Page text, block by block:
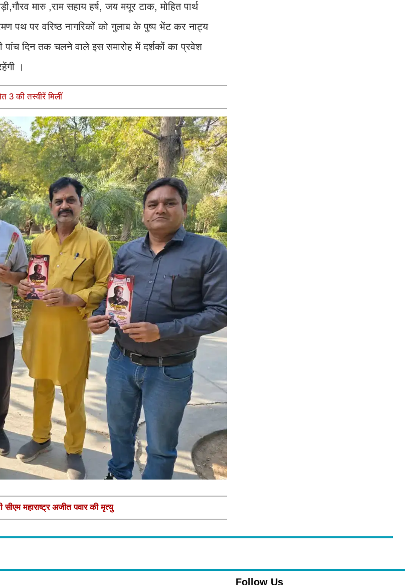
मारु ,राम सहाय हर्ष, जय मयूर टाक, मोहित पार्थ
पथ पर वरिष्ठ नागरिकों को गुलाब के पुष्प भेंट कर नाट्य
दिन तक चलने वाले इस समारोह में दर्शकों का प्रवेश
।
की तस्वीरें मिलीं
महाराष्ट्र अजीत पवार की मृत्यु
Follow Us